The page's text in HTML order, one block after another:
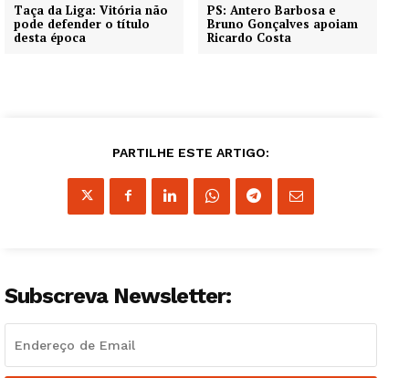
Taça da Liga: Vitória não
pode defender o título
desta época
PS: Antero Barbosa e
Bruno Gonçalves apoiam
Ricardo Costa
PARTILHE ESTE ARTIGO:
Subscreva Newsletter: